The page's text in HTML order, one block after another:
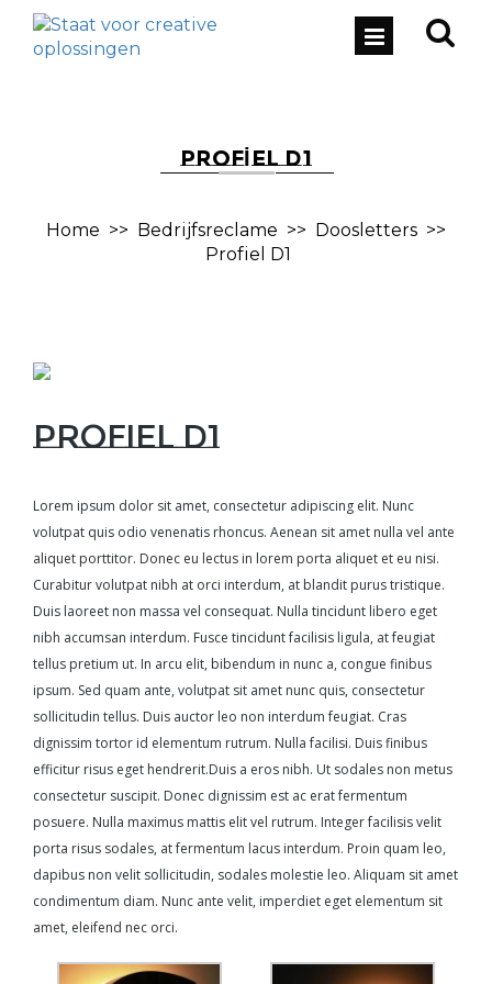
PROFIEL D1
Home >> Bedrijfsreclame >> Doosletters >>
Profiel D1
Profiel D1
Lorem ipsum dolor sit amet, consectetur adipiscing elit. Nunc
volutpat quis odio venenatis rhoncus. Aenean sit amet nulla vel ante
aliquet porttitor. Donec eu lectus in lorem porta aliquet et eu nisi.
Curabitur volutpat nibh at orci interdum, at blandit purus tristique.
Duis laoreet non massa vel consequat. Nulla tincidunt libero eget
nibh accumsan interdum. Fusce tincidunt facilisis ligula, at feugiat
tellus pretium ut. In arcu elit, bibendum in nunc a, congue finibus
ipsum. Sed quam ante, volutpat sit amet nunc quis, consectetur
sollicitudin tellus. Duis auctor leo non interdum feugiat. Cras
dignissim tortor id elementum rutrum. Nulla facilisi. Duis finibus
efficitur risus eget hendrerit.Duis a eros nibh. Ut sodales non metus
consectetur suscipit. Donec dignissim est ac erat fermentum
posuere. Nulla maximus mattis elit vel rutrum. Integer facilisis velit
porta risus sodales, at fermentum lacus interdum. Proin quam leo,
dapibus non velit sollicitudin, sodales molestie leo. Aliquam sit amet
condimentum diam. Nunc ante velit, imperdiet eget elementum sit
amet, eleifend nec orci.